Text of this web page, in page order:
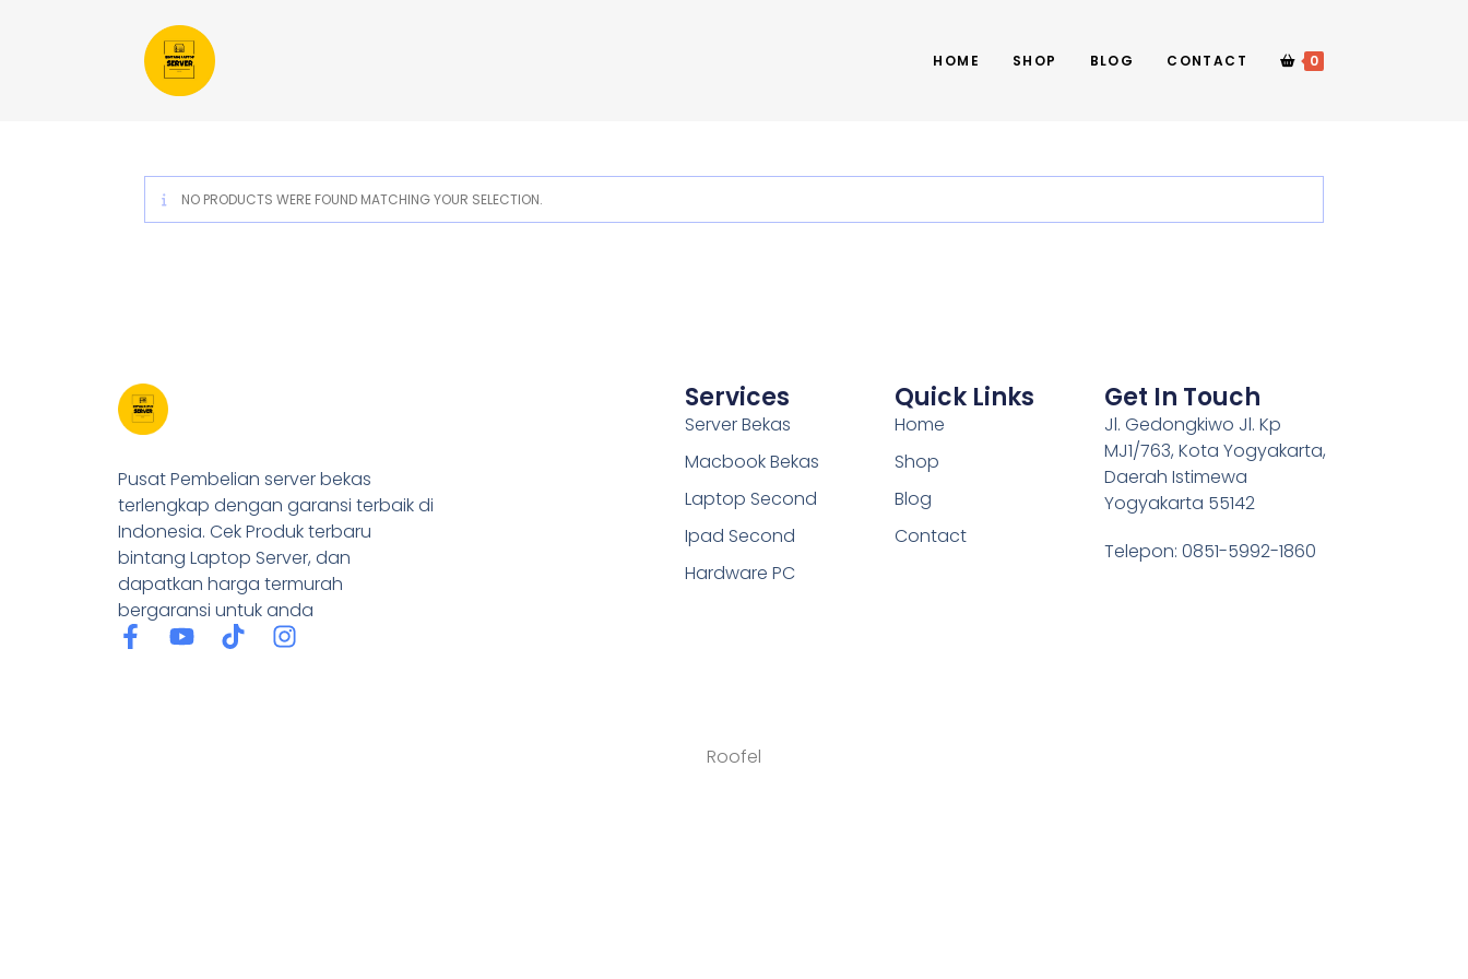
HOME SHOP BLOG CONTACT 0
NO PRODUCTS WERE FOUND MATCHING YOUR SELECTION.
Pusat Pembelian server bekas
terlengkap dengan garansi terbaik di
Indonesia. Cek Produk terbaru
bintang Laptop Server, dan
dapatkan harga termurah
bergaransi untuk anda
Services
Server Bekas
Macbook Bekas
Laptop Second
Ipad Second
Hardware PC
Quick Links
Home
Shop
Blog
Contact
Get In Touch
Jl. Gedongkiwo Jl. Kp
MJ1/763, Kota Yogyakarta,
Daerah Istimewa
Yogyakarta 55142
Telepon: 0851-5992-1860
Roofel